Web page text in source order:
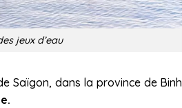
jeux d’eau
Saïgon, dans la province de Binh